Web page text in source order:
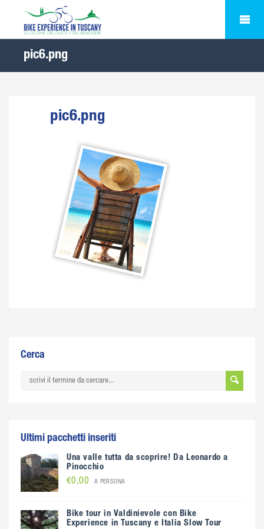
pic6.png
pic6.png
Cerca
Ultimi pacchetti inseriti
Una valle tutta da scoprire! Da Leonardo a
Pinocchio
€0,00 A PERSONA
Bike tour in Valdinievole con Bike
Experience in Tuscany e Italia Slow Tour